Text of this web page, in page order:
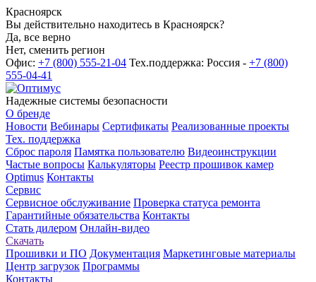
Красноярск
Вы действительно находитесь в Красноярск?
Да, все верно
Нет, сменить регион
Офис: +7 (800) 555-21-04 Тех.поддержка: Россия - +7 (800)
555-04-41
Надежные системы безопасности
О бренде
Новости Вебинары Сертификаты Реализованные проекты
Тех. поддержка
Сброс пароля Памятка пользователю Видеоинструкции
Частые вопросы Калькуляторы Реестр прошивок камер
Optimus Контакты
Сервис
Сервисное обслуживание Проверка статуса ремонта
Гарантийные обязательства Контакты
Стать дилером Онлайн-видео
Скачать
Прошивки и ПО Документация Маркетинговые материалы
Центр загрузок Программы
Контакты